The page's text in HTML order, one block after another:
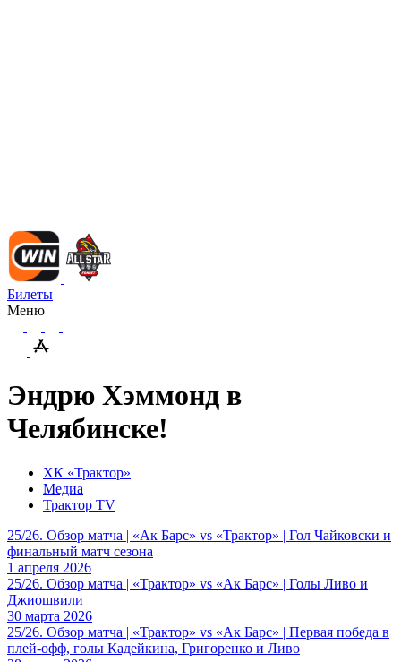
Билеты
Меню
Эндрю Хэммонд в
Челябинске!
ХК «Трактор»
Медиа
Трактор TV
25/26. Обзор матча | «Ак Барс» vs «Трактор» | Гол Чайковски и
финальный матч сезона
1 апреля 2026
25/26. Обзор матча | «Трактор» vs «Ак Барс» | Голы Ливо и
Джиошвили
30 марта 2026
25/26. Обзор матча | «Трактор» vs «Ак Барс» | Первая победа в
плей-офф, голы Кадейкина, Григоренко и Ливо